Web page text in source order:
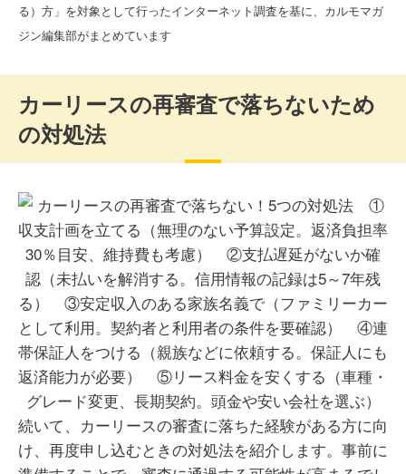
る）方」を対象として行ったインターネット調査を基に、カルモマガ
ジン編集部がまとめています
カーリースの再審査で落ちないため
の対処法
続いて、カーリースの審査に落ちた経験がある方に向
け、再度申し込むときの対処法を紹介します。事前に